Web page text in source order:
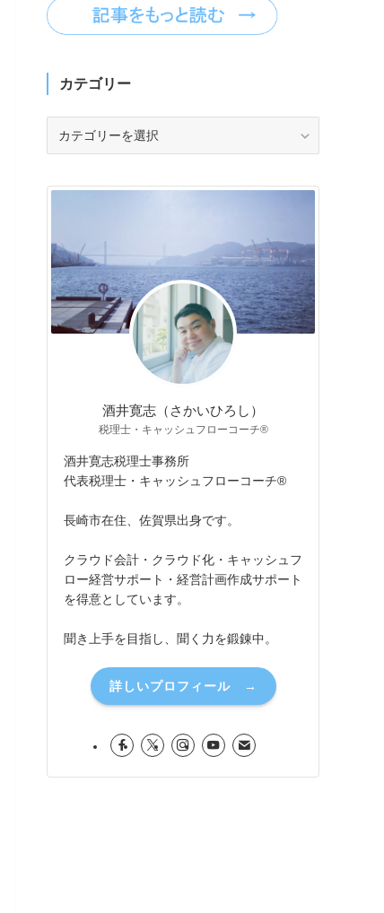
カテゴリー
リ
酒井寛志（さかいひろし）
税理士・キャッシュフローコーチ®
酒井寛志税理士事務所
代表税理士・キャッシュフローコーチ®
長崎市在住、佐賀県出身です。
クラウド会計・クラウド化・キャッシュフ
ロー経営サポート・経営計画作成サポート
を得意としています。
聞き上手を目指し、聞く力を鍛錬中。
詳しいプロフィール →